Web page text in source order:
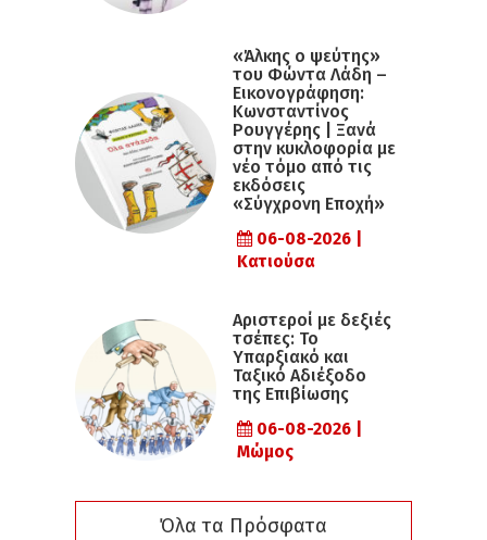
«Άλκης ο ψεύτης»
του Φώντα Λάδη –
Εικονογράφηση:
Κωνσταντίνος
Ρουγγέρης | Ξανά
στην κυκλοφορία με
νέο τόμο από τις
εκδόσεις
«Σύγχρονη Εποχή»
06-08-2026 |
Κατιούσα
Αριστεροί με δεξιές
τσέπες: Το
Υπαρξιακό και
Ταξικό Αδιέξοδο
της Επιβίωσης
06-08-2026 |
Μώμος
Όλα τα Πρόσφατα